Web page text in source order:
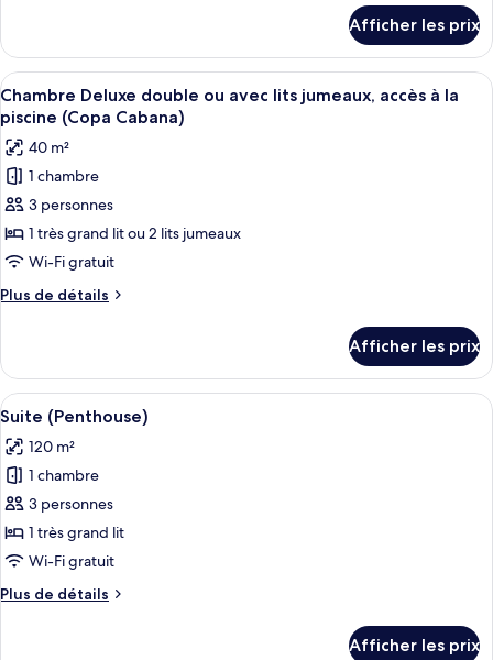
Suite
Junior
Afficher les prix
Afficher
toutes
les
photos
pour
ce
type
de
chambre :
Chambre
double
ou
avec
lits
jumeaux,
accès
à
la
piscine
(Copa
Une chambre spacieuse avec un
8
Chambre Deluxe double ou avec lits jumeaux, accès à la
piscine (Copa Cabana)
40 m²
1 chambre
3 personnes
1 très grand lit ou 2 lits jumeaux
Wi-Fi gratuit
Plus de détails
Plus
Chambre
Deluxe
double
avec
lits
accès
à
la
piscine
(Copa
Afficher les prix
Afficher
toutes
les
photos
pour
ce
type
chambre :
Un salon spacieux équipé d’un
18
Suite (Penthouse)
120 m²
1 chambre
3 personnes
1 très grand lit
Wi-Fi gratuit
Plus de détails
Plus
Afficher les prix